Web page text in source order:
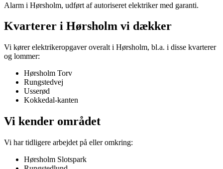
Alarm i Hørsholm, udført af autoriseret elektriker med garanti.
Kvarterer i Hørsholm vi dækker
Vi kører elektrikeropgaver overalt i Hørsholm, bl.a. i disse kvarterer
og lommer:
Hørsholm Torv
Rungstedvej
Usserød
Kokkedal-kanten
Vi kender området
Vi har tidligere arbejdet på eller omkring:
Hørsholm Slotspark